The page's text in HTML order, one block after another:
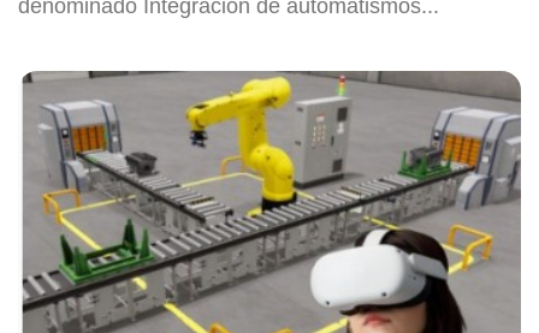
denominado Integración de automatismos...